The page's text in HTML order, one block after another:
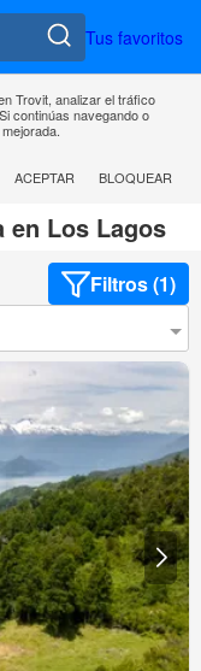
Tus favoritos
Trovit, analizar el tráfico
continúas navegando o
ACEPTAR
BLOQUEAR
en Los Lagos
Filtros (1)